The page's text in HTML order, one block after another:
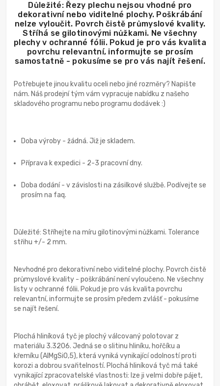
Důležité: Řezy plechu nejsou vhodné pro
dekorativní nebo viditelné plochy. Poškrábání
nelze vyloučit. Povrch čistě průmyslové kvality.
Stříhá se gilotinovými nůžkami. Ne všechny
plechy v ochranné fólii. Pokud je pro vás kvalita
povrchu relevantní, informujte se prosím
samostatně - pokusíme se pro vás najít řešení.
Potřebujete jinou kvalitu oceli nebo jiné rozměry? Napište
nám. Náš prodejní tým vám vypracuje nabídku z našeho
skladového programu nebo programu dodávek :)
Doba výroby - žádná. Již je skladem.
Příprava k expedici - 2-3 pracovní dny.
Doba dodání - v závislosti na zásilkové službě. Podívejte se
prosím na faq.
Důležité: Stříhejte na míru gilotinovými nůžkami. Tolerance
střihu +/- 2 mm.
Nevhodné pro dekorativní nebo viditelné plochy. Povrch čistě
průmyslové kvality - poškrábání není vyloučeno. Ne všechny
listy v ochranné fólii. Pokud je pro vás kvalita povrchu
relevantní, informujte se prosím předem zvlášť - pokusíme
se najít řešení.
Plochá hliníková tyč je plochý válcovaný polotovar z
materiálu 3.3206. Jedná se o slitinu hliníku, hořčíku a
křemíku (AlMgSi0,5), která vyniká vynikající odolností proti
korozi a dobrou svařitelností. Plochá hliníková tyč má také
vynikající zpracovatelské vlastnosti: lze ji velmi dobře pájet,